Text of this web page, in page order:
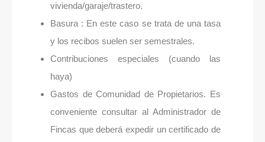
vivienda/garaje/trastero.
Basura : En este caso se trata de una tasa
y los recibos suelen ser semestrales.
Contribuciones especiales (cuando las
haya)
Gastos de Comunidad de Propietarios. Es
conveniente consultar al Administrador de
Fincas que deberá expedir un certificado de